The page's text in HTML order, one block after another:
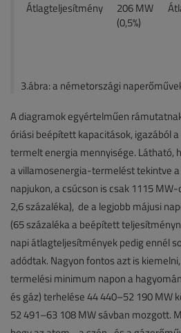
Átlagteljesítmény
206 MW
(0,5%)
3.ábra: a németországi
A diagramok egyértelműen
óriási beépített kapacitások, igazából
termelt energia mennyisége. Látható,
a villamosenergia-termelést tekintve
napjukon, a csúcson is csak 1115
2,6 százaléka), de a legjobb májusi
(65 százaléka a beépített
napi átlagteljesítmények pedig ennél
adódtak. Nagyon fontos azt is
termelési minimum napon a
és gáz) terhelése 44 440–52 190 MW
52 491–63 108 MW sávban mozgott.